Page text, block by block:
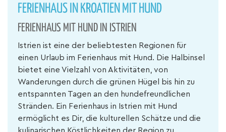
FERIENHAUS IN KROATIEN MIT HUND
FERIENHAUS MIT HUND IN ISTRIEN
Istrien ist eine der beliebtesten Regionen für
einen Urlaub im Ferienhaus mit Hund. Die Halbinsel
bietet eine Vielzahl von Aktivitäten, von
Wanderungen durch die grünen Hügel bis hin zu
entspannten Tagen an den hundefreundlichen
Stränden. Ein Ferienhaus in Istrien mit Hund
ermöglicht es Dir, die kulturellen Schätze und die